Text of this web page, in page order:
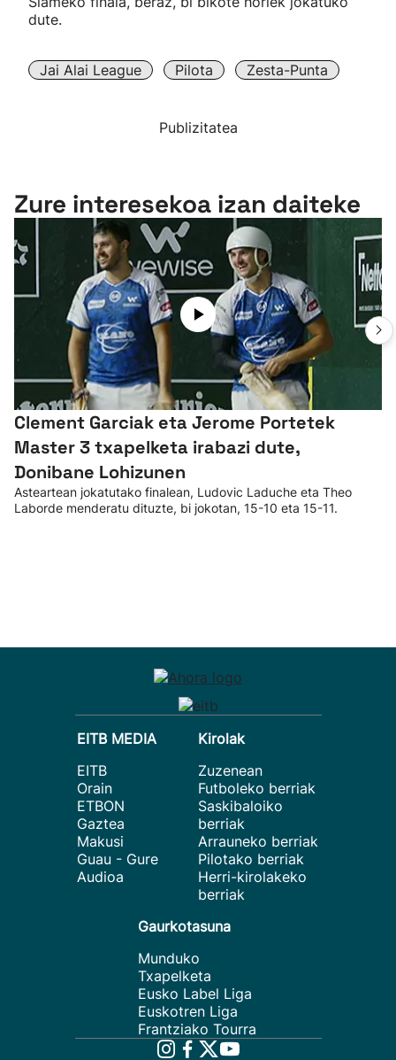
dute.
Jai Alai League Pilota Zesta-Punta
Publizitatea
Zure interesekoa izan daiteke
Clement Garciak eta Jerome Portetek
Master 3 txapelketa irabazi dute,
Donibane Lohizunen
Asteartean jokatutako finalean, Ludovic Laduche eta Theo
Laborde menderatu dituzte, bi jokotan, 15-10 eta 15-11.
EITB MEDIA
EITB
Orain
ETBON
Gaztea
Makusi
Guau - Gure
Audioa
Kirolak
Zuzenean
Futboleko berriak
Saskibaloiko
berriak
Arrauneko berriak
Pilotako berriak
Herri-kirolakeko
berriak
Gaurkotasuna
Munduko
Txapelketa
Eusko Label Liga
Euskotren Liga
Frantziako Tourra